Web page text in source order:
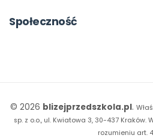
18. FORUM
Kiosk online
Kumpelkowo
Dookoła Polski
Społeczność
Instagram
© 2026 blizejprzedszkola.pl.
sp. z o.o., ul. Kwiatowa 3, 30-437 Kraków.
rozumieniu art.